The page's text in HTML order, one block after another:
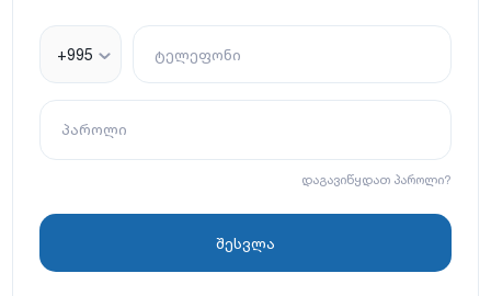
+995 ტელეფონი
პაროლი
დაგავიწყდათ პაროლი?